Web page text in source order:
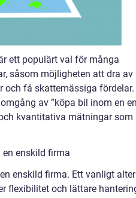
ett populärt val för många
såsom möjligheten att dra av
få skattemässiga fördelar.
av ”köpa bil inom en
kvantitativa mätningar som
enskild firma
enskild firma. Ett vanligt
flexibilitet och lättare